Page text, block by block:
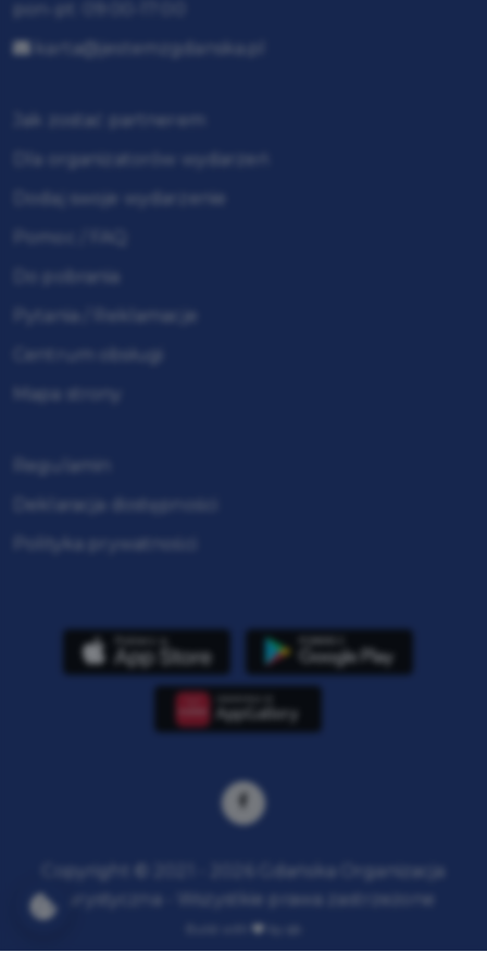
karta@jestemzgdanska.pl
Jak zostać partnerem
Dla organizatorów wydarzeń
Dodaj swoje wydarzenie
Do pobrania
Pytania / Reklamacje
Centrum obsługi
Mapa strony
Regulamin
Deklaracja dostępności
Polityka prywatności
Copyright © 2021 - 2026 Gdańska Organizacja
Turystyczna - Wszystkie prawa zastrzeżone